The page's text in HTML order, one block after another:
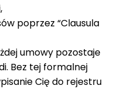
poprzez “Clausula
umowy pozostaje
Bez tej formalnej
Cię do rejestru